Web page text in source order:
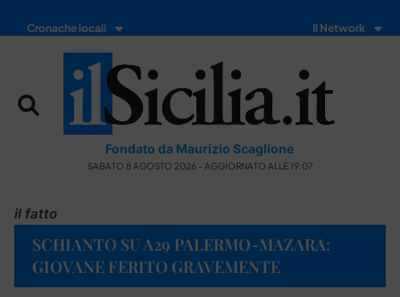
Cronache locali Il Network
Fondato da Maurizio Scaglione
SABATO 8 AGOSTO 2026 - AGGIORNATO ALLE 19:07
il fatto
SCHIANTO SU A29 PALERMO-MAZARA:
GIOVANE FERITO GRAVEMENTE